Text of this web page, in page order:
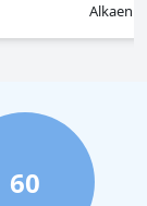
Alkaen
60